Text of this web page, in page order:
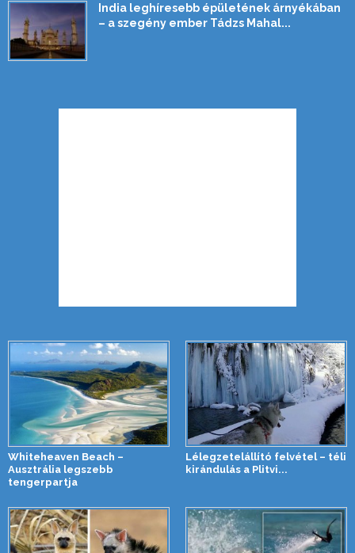
India leghíresebb épületének árnyékában
– a szegény ember Tádzs Mahal...
Whiteheaven Beach –
Ausztrália legszebb
tengerpartja
Lélegzetelállító felvétel – téli
kirándulás a Plitvi...